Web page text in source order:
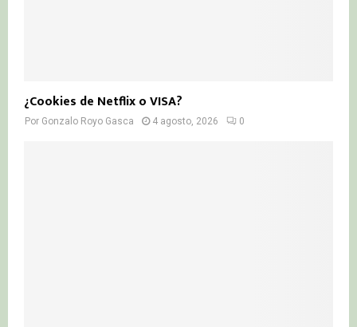
¿Cookies de Netflix o VISA?
Por Gonzalo Royo Gasca 4 agosto, 2026 0